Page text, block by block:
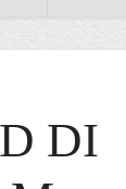
DI